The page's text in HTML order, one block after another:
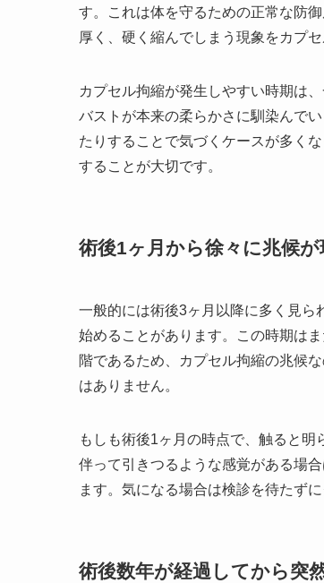
す。これは体を守るための正常な防
厚く、硬く縮んでしまう現象をカプセ
カプセル拘縮が発生しやすい時期は
バストが本来の柔らかさに馴染んで
たりすることで気づくケースが多く
することが大切です。
術後1ヶ月から徐々に兆候
一般的には術後3ヶ月以降に多く見ら
始めることがあります。この時期は
階であるため、カプセル拘縮の兆候
はありません。
もしも術後1ヶ月の時点で、触ると
伴って引きつるような感覚がある場
ます。気になる場合は検診を待たず
術後数年が経過してから突